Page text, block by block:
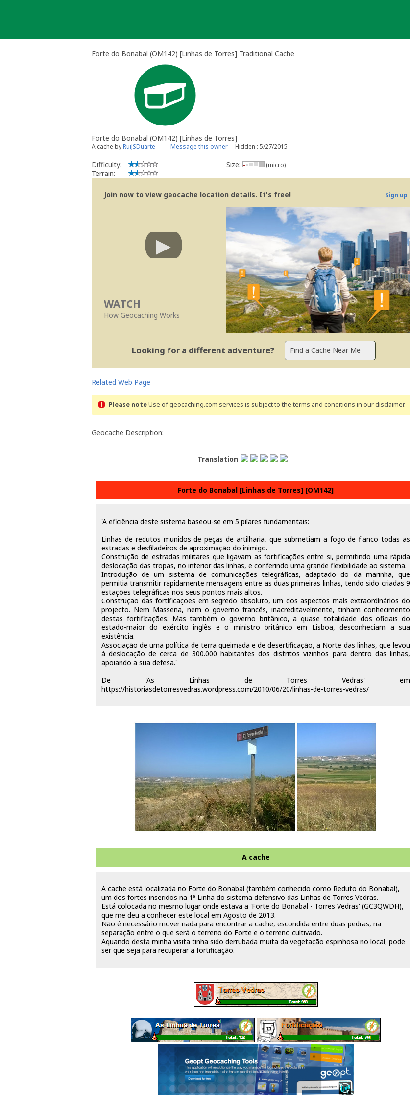
Forte do Bonabal (OM142) [Linhas de Torres] Traditional Cache
Forte do Bonabal (OM142) [Linhas de Torres]
A cache byRuiJSDuarte Message this owner Hidden : 5/27/2015
Difficulty:
Terrain:
Size: (micro)
Join now to view geocache location details. It's free! Sign up
WATCH
How Geocaching Works
Looking for a different adventure?
Related Web Page
Please noteUse of geocaching.com services is subject to the terms and conditions in our disclaimer.
Geocache Description:
Translation
Forte do Bonabal [Linhas de Torres] [OM142]
'A eficiência deste sistema baseou-se em 5 pilares fundamentais:
Linhas de redutos munidos de peças de artilharia, que submetiam a fogo de flanco todas as
estradas e desfiladeiros de aproximação do inimigo.
Construção de estradas militares que ligavam as fortificações entre si, permitindo uma rápida
deslocação das tropas, no interior das linhas, e conferindo uma grande flexibilidade ao sistema.
Introdução de um sistema de comunicações telegráficas, adaptado do da marinha, que
permitia transmitir rapidamente mensagens entre as duas primeiras linhas, tendo sido criadas 9
estações telegráficas nos seus pontos mais altos.
Construção das fortificações em segredo absoluto, um dos aspectos mais extraordinários do
projecto. Nem Massena, nem o governo francês, inacreditavelmente, tinham conhecimento
destas fortificações. Mas também o governo britânico, a quase totalidade dos oficiais do
estado-maior do exército inglês e o ministro britânico em Lisboa, desconheciam a sua
existência.
Associação de uma política de terra queimada e de desertificação, a Norte das linhas, que levou
à deslocação de cerca de 300.000 habitantes dos distritos vizinhos para dentro das linhas,
apoiando a sua defesa.'
De 'As Linhas de Torres Vedras' em
https://historiasdetorresvedras.wordpress.com/2010/06/20/linhas-de-torres-vedras/
A cache
A cache está localizada no Forte do Bonabal (também conhecido como Reduto do Bonabal),
um dos fortes inseridos na 1ª Linha do sistema defensivo das Linhas de Torres Vedras.
Está colocada no mesmo lugar onde estava a 'Forte do Bonabal - Torres Vedras' (GC3QWDH),
que me deu a conhecer este local em Agosto de 2013.
Não é necessário mover nada para encontrar a cache, escondida entre duas pedras, na
separação entre o que será o terreno do Forte e o terreno cultivado.
Aquando desta minha visita tinha sido derrubada muita da vegetação espinhosa no local, pode
ser que seja para recuperar a fortificação.